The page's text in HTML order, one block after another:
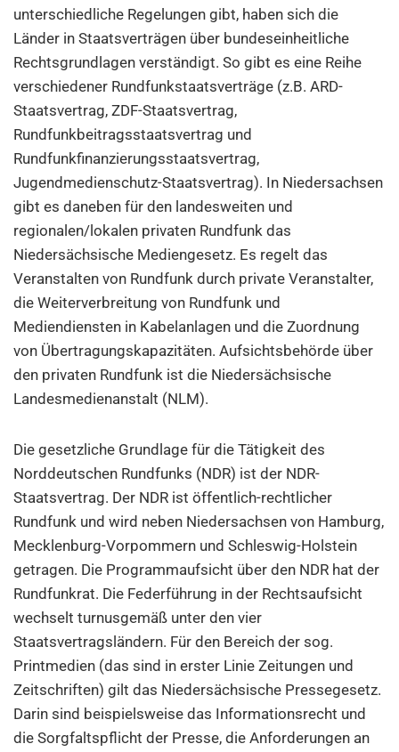
unterschiedliche Regelungen gibt, haben sich die
Länder in Staatsverträgen über bundeseinheitliche
Rechtsgrundlagen verständigt. So gibt es eine Reihe
verschiedener Rundfunkstaatsverträge (z.B. ARD-
Staatsvertrag, ZDF-Staatsvertrag,
Rundfunkbeitragsstaatsvertrag und
Rundfunkfinanzierungsstaatsvertrag,
Jugendmedienschutz-Staatsvertrag). In Niedersachsen
gibt es daneben für den landesweiten und
regionalen/lokalen privaten Rundfunk das
Niedersächsische Mediengesetz. Es regelt das
Veranstalten von Rundfunk durch private Veranstalter,
die Weiterverbreitung von Rundfunk und
Mediendiensten in Kabelanlagen und die Zuordnung
von Übertragungskapazitäten. Aufsichtsbehörde über
den privaten Rundfunk ist die Niedersächsische
Landesmedienanstalt (NLM).
Die gesetzliche Grundlage für die Tätigkeit des
Norddeutschen Rundfunks (NDR) ist der NDR-
Staatsvertrag. Der NDR ist öffentlich-rechtlicher
Rundfunk und wird neben Niedersachsen von Hamburg,
Mecklenburg-Vorpommern und Schleswig-Holstein
getragen. Die Programmaufsicht über den NDR hat der
Rundfunkrat. Die Federführung in der Rechtsaufsicht
wechselt turnusgemäß unter den vier
Staatsvertragsländern. Für den Bereich der sog.
Printmedien (das sind in erster Linie Zeitungen und
Zeitschriften) gilt das Niedersächsische Pressegesetz.
Darin sind beispielsweise das Informationsrecht und
die Sorgfaltspflicht der Presse, die Anforderungen an